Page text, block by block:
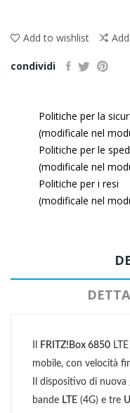
Add to wishlist
condividi
Politiche per la
(modificale nel
Politiche per le
(modificale nel
Politiche per i resi
(modificale nel
FRITZ!Box 6850
mobile, con velocità
Il dispositivo di
bande LTE (4G) e tre